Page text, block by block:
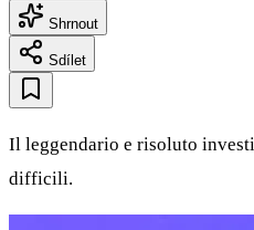
Shrnout
Sdílet
Il leggendario e risoluto
difficili.